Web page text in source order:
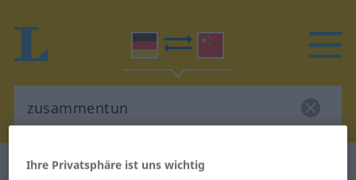
Deutsch-Chinesisch Wörterbuch
Ihre Privatsphäre ist uns wichtig